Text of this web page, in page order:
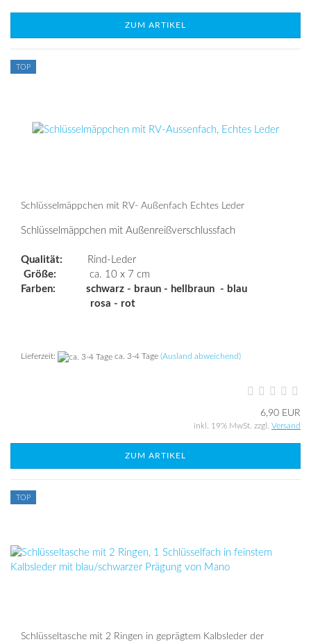
ZUM ARTIKEL
TOP
Schlüsselmäppchen mit RV- Außenfach Echtes Leder
Schlüsselmäppchen mit Außenreißverschlussfach
Qualität: Rind-Leder
Größe: ca. 10 x 7 cm
Farben: schwarz - braun - hellbraun - blau
rosa - rot
Lieferzeit: ca. 3-4 Tage (Ausland abweichend)
6,90 EUR
inkl. 19% MwSt. zzgl. Versand
ZUM ARTIKEL
TOP
Schlüsseltasche mit 2 Ringen in geprägtem Kalbsleder der